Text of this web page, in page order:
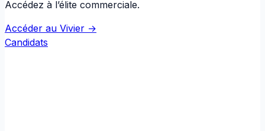
Accédez à l’élite commerciale.
Accéder au Vivier →
Candidats